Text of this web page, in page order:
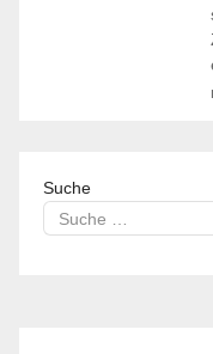
Suche